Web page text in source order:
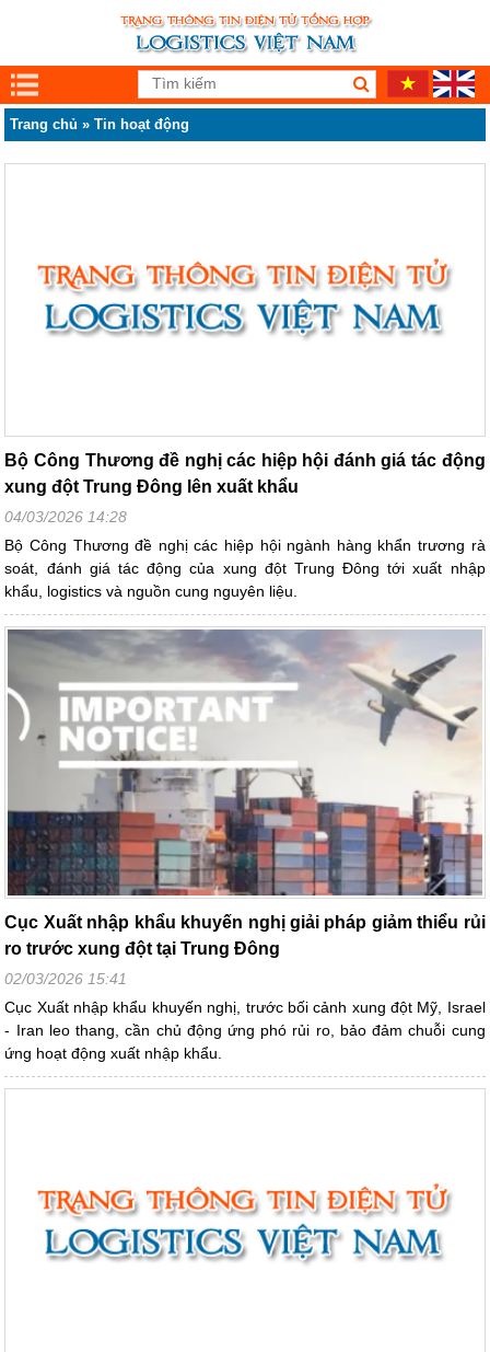
Trang chủ »Tin hoạt động
Bộ Công Thương đề nghị các hiệp hội đánh giá tác động
xung đột Trung Đông lên xuất khẩu
04/03/2026 14:28
Bộ Công Thương đề nghị các hiệp hội ngành hàng khẩn trương rà
soát, đánh giá tác động của xung đột Trung Đông tới xuất nhập
khẩu, logistics và nguồn cung nguyên liệu.
Cục Xuất nhập khẩu khuyến nghị giải pháp giảm thiểu rủi
ro trước xung đột tại Trung Đông
02/03/2026 15:41
Cục Xuất nhập khẩu khuyến nghị, trước bối cảnh xung đột Mỹ, Israel
- Iran leo thang, cần chủ động ứng phó rủi ro, bảo đảm chuỗi cung
ứng hoạt động xuất nhập khẩu.